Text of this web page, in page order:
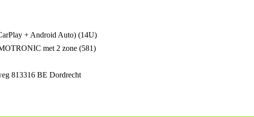
+ Android Auto) (14U)
met 2 zone (581)
813316 BE Dordrecht